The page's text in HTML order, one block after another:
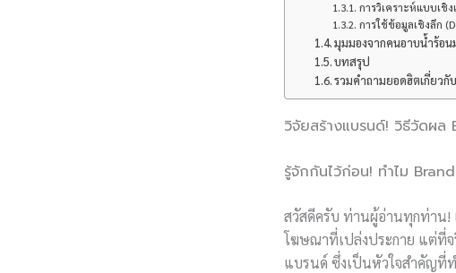
การวิเคราะห์แบบเชิ
การใช้ข้อมูลเชิงลึก
มุมมองจากคนอาบน้ำร้อน
บทสรุป
รวมคำถามยอดฮิตเกี่ยวกั
วิจัยสร้างแบรนด์! วิธีวัดผล
รู้จักกันไว้ก่อน! ทำไม
สวัสดีครับ ท่านผู้อ่านทุกท่าน!
โฆษณาที่เปล่งประกาย แต่ที่
แบรนด์ ซึ่งเป็นหัวใจสำคัญที่